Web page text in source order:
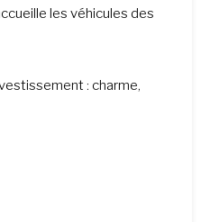
les véhicules des
: charme,